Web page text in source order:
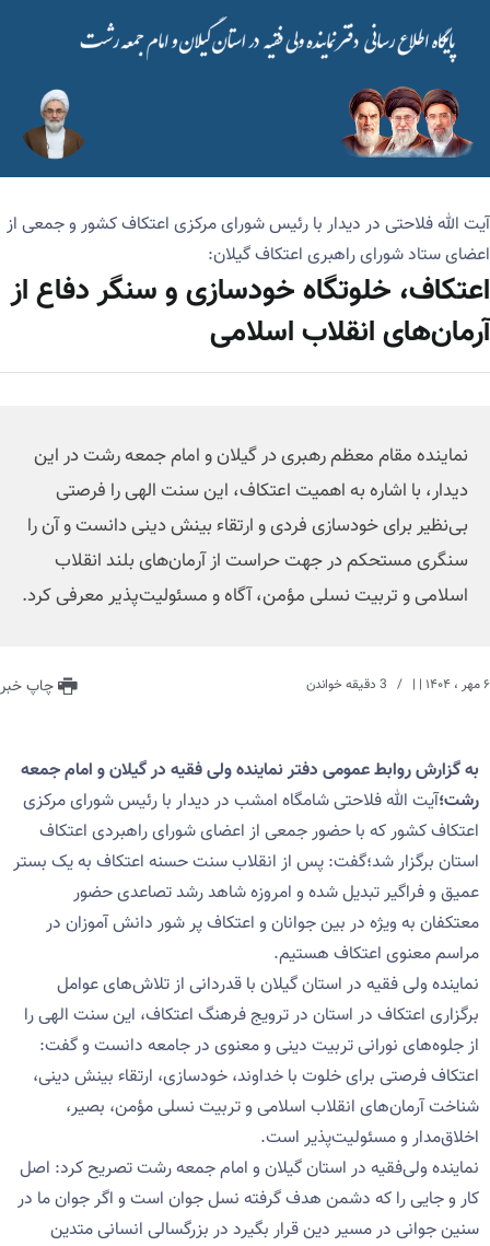
آیت الله فلاحتی در دیدار با رئیس شورای مرکزی اعتکاف کشور و جمعی از
اعضای ستاد شورای راهبری اعتکاف گیلان:
اعتکاف، خلوتگاه خودسازی و سنگر دفاع از
آرمان‌های انقلاب اسلامی
نماینده مقام معظم رهبری در گیلان و امام جمعه رشت در این
دیدار، با اشاره به اهمیت اعتکاف، این سنت الهی را فرصتی
بی‌نظیر برای خودسازی فردی و ارتقاء بینش دینی دانست و آن را
سنگری مستحکم در جهت حراست از آرمان‌های بلند انقلاب
اسلامی و تربیت نسلی مؤمن، آگاه و مسئولیت‌پذیر معرفی کرد.
۶ مهر ، ۱۴۰۴ | | چاپ خبر
به گزارش روابط عمومی دفتر نماینده ولی فقیه در گیلان و امام جمعه
رشت؛آیت الله فلاحتی شامگاه امشب در دیدار با رئیس شورای مرکزی
اعتکاف کشور که با حضور جمعی از اعضای شورای راهبردی اعتکاف
استان برگزار شد؛گفت: پس از انقلاب سنت حسنه اعتکاف به یک بستر
عمیق و فراگیر تبدیل شده و امروزه شاهد رشد تصاعدی حضور
معتکفان به ویژه در بین جوانان و اعتکاف پر شور دانش آموزان در
مراسم معنوی اعتکاف هستیم.
نماینده ولی فقیه در استان گیلان با قدردانی از تلاش‌های عوامل
برگزاری اعتکاف در استان در ترویج فرهنگ اعتکاف، این سنت الهی را
از جلوه‌های نورانی تربیت دینی و معنوی در جامعه دانست و گفت:
اعتکاف فرصتی برای خلوت با خداوند، خودسازی، ارتقاء بینش دینی،
شناخت آرمان‌های انقلاب اسلامی و تربیت نسلی مؤمن، بصیر،
اخلاق‌مدار و مسئولیت‌پذیر است.
نماینده ولی‌فقیه در استان گیلان و امام جمعه رشت تصریح کرد: اصل
کار و جایی را که دشمن هدف گرفته نسل جوان است و اگر جوان ما در
سنین جوانی در مسیر دین قرار بگیرد در بزرگسالی انسانی متدین